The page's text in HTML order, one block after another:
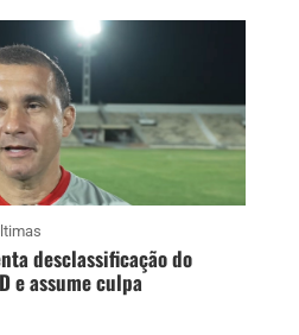
desclassificação do
e assume culpa